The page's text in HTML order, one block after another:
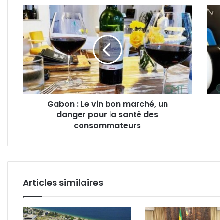
judiciaire
Gabon
:
Le
vin
bon
marché,
un
danger
pour
Gabon : Le vin bon marché, un
danger pour la santé des
consommateurs
le
un
frein
la
Articles similaires